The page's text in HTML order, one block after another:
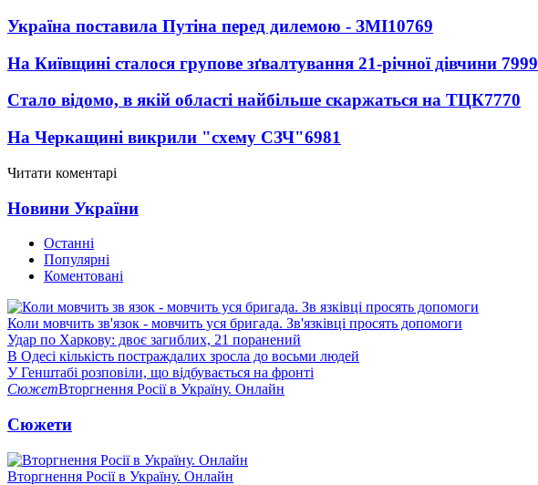
Україна поставила Путіна перед дилемою - ЗМІ10769
На Київщині сталося групове зґвалтування 21-річної дівчини 7999
Стало відомо, в якій області найбільше скаржаться на ТЦК7770
На Черкащині викрили "схему СЗЧ"6981
Читати коментарі
Новини України
Останні
Популярні
Коментовані
Коли мовчить зв'язок - мовчить уся бригада. Зв'язківці просять допомоги
Удар по Харкову: двоє загиблих, 21 поранений
В Одесі кількість постраждалих зросла до восьми людей
У Генштабі розповіли, що відбувається на фронті
СюжетВторгнення Росії в Україну. Онлайн
Сюжети
Вторгнення Росії в Україну. Онлайн